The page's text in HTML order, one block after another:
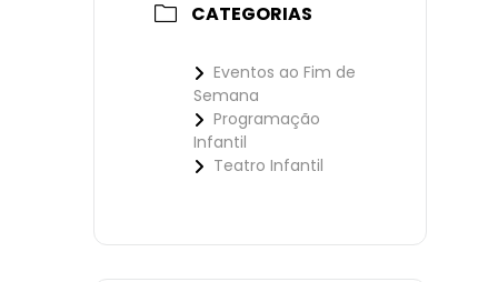
CATEGORIAS
Eventos ao Fim de
Semana
Programação
Infantil
Teatro Infantil